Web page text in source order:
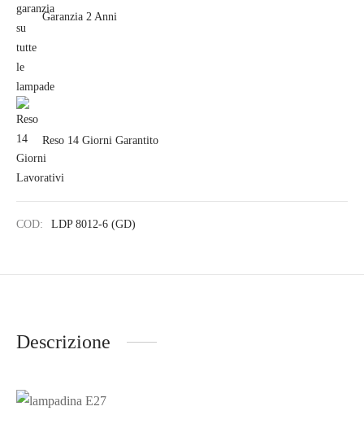
Garanzia 2 Anni
Reso 14 Giorni Garantito
COD: LDP 8012-6 (GD)
Descrizione